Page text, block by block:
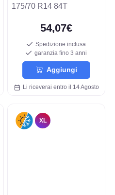
175/70 R14 84T
54,07€
Spedizione inclusa
garanzia fino 3 anni
Aggiungi
Li riceverai entro il 14 Agosto
XL